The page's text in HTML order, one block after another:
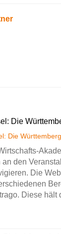
Die
den
Die
Diese